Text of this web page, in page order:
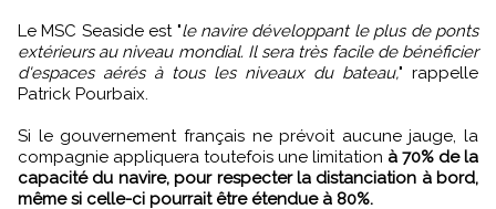
Le MSC Seaside est "le navire développant le plus de ponts
extérieurs au niveau mondial. Il sera très facile de bénéficier
d'espaces aérés à tous les niveaux du bateau," rappelle
Patrick Pourbaix.
Si le gouvernement français ne prévoit aucune jauge, la
compagnie appliquera toutefois une limitation à 70% de la
capacité du navire, pour respecter la distanciation à bord,
même si celle-ci pourrait être étendue à 80%.